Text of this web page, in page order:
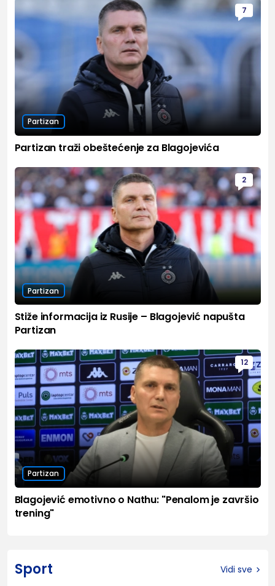
7
Partizan
Partizan traži obeštećenje za Blagojevića
2
Partizan
Stiže informacija iz Rusije – Blagojević napušta
Partizan
12
Partizan
Blagojević emotivno o Nathu: "Penalom je završio
trening"
Sport Vidi sve